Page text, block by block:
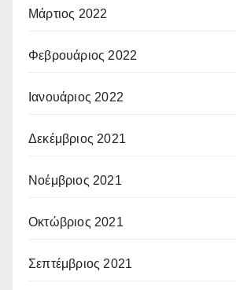
Μάρτιος 2022
Φεβρουάριος 2022
Ιανουάριος 2022
Δεκέμβριος 2021
Νοέμβριος 2021
Οκτώβριος 2021
Σεπτέμβριος 2021